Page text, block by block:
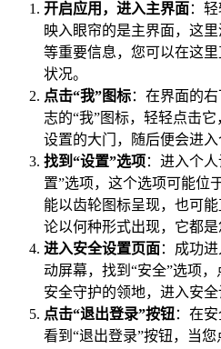
开启应用，进入主界面：
映入眼帘的是主界面，这
等重要信息，您可以在这
状况。
点击“我”图标：在界面的
志的“我”图标，轻轻点击
设置的大门，随后便会进入
找到“设置”选项 ：进入个
置”选项，这个选项可能位
能以齿轮图标呈现，也可
论以何种形式出现，它都是
进入安全设置页面：成功
动屏幕，找到“安全”选项
安全守护的领地，进入安全
点击“退出登录”按钮：在
看到“退出登录”按钮，当